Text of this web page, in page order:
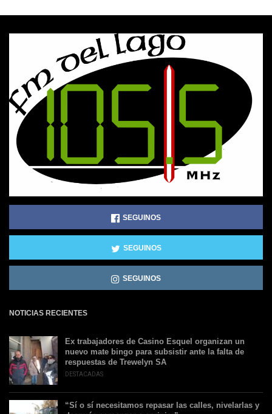
SEGUINOS
SEGUINOS
SEGUINOS
NOTICIAS RECIENTES
Ex trabajadores de Casino Esquel organizan un
nuevo mate bingo para subsistir ante la falta de
respuestas de Trewelyn SA
DESTACADAS
“Sí o sí necesitamos repasar las calles, nivelarlas y